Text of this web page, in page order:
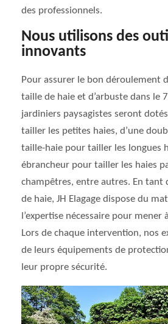
des professionnels.
Nous utilisons des
innovants
Pour assurer le bon déroulement
taille de haie et d’arbuste dans le
jardiniers paysagistes seront
tailler les petites haies, d’une
taille-haie pour tailler les longues
ébrancheur pour tailler les haies
champêtres, entre autres. En tant
de haie, JH Elagage dispose du
l’expertise nécessaire pour mener
Lors de chaque intervention, nos
de leurs équipements de
leur propre sécurité.